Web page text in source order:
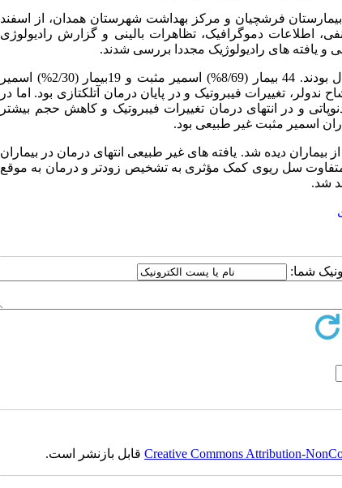
مراجعه کننده به بیمارستان فرشچیان و مرکز بهداشت شهرستان همدان، از اسفند
منفی، اطلاعات دموگرافیک، تظاهرات بالینی و گزارش رادیولوژی
: از 63 بیمار 3/68% مذکر و 7/31% مونث با میانگین سنی 77/23± 84/56 سال بودند. 44 بیمار (8/69%) اسمیر مثبت و 19بیمار (2/30%) اسمیر
تغییرات فیبروتیک و در پایان درمان آتلکتازی بود. اما در
و در انتهای درمان تغییرات فیبروتیک و کاهش حجم بیشتر
بیماران دیده شد. یافته های غیر طبیعی انتهای درمان در بیماران
متفاوت سل ریوی کمک مؤثری به تشخیص زودتر و درمان به موقع
شد.
شما:
Creative Commons Attribution-قابل بازنشر است.